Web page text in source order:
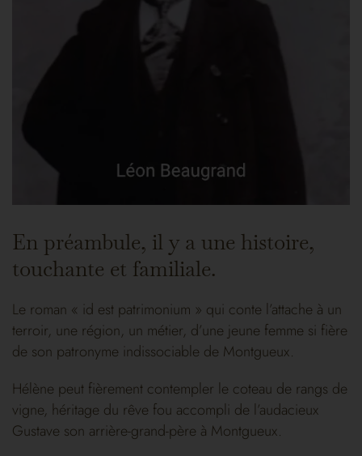
En préambule, il y a une histoire,
touchante et familiale.
Le roman « id est patrimonium » qui conte l’attache à un
terroir, une région, un métier, d’une jeune femme si fière
de son patronyme indissociable de Montgueux.
Hélène peut fièrement contempler le coteau de rangs de
vigne, héritage du rêve fou accompli de l’audacieux
Gustave son arrière-grand-père à Montgueux.